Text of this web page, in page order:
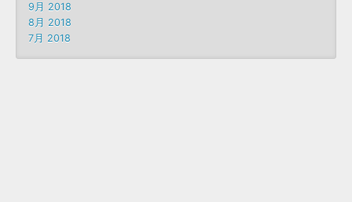
9月 2018
8月 2018
7月 2018